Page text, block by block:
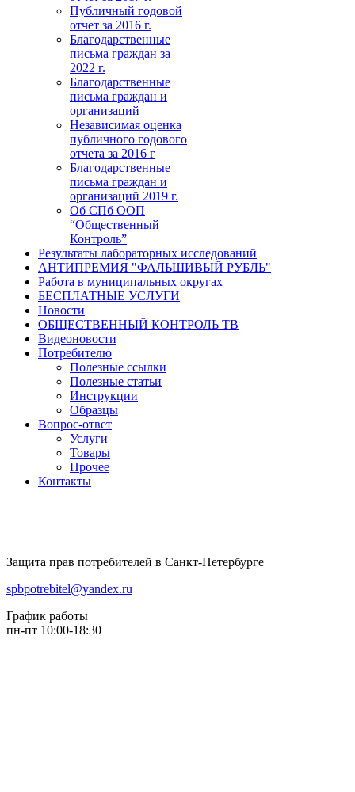
Публичный годовой
отчет за 2016 г.
Благодарственные
письма граждан за
2022 г.
Благодарственные
письма граждан и
организаций
Независимая оценка
публичного годового
отчета за 2016 г
Благодарственные
письма граждан и
организаций 2019 г.
Об СПб ООП
“Общественный
Контроль”
Результаты лабораторных исследований
АНТИПРЕМИЯ "ФАЛЬШИВЫЙ РУБЛЬ"
Работа в муниципальных округах
БЕСПЛАТНЫЕ УСЛУГИ
Новости
ОБЩЕСТВЕННЫЙ КОНТРОЛЬ ТВ
Видеоновости
Потребителю
Полезные ссылки
Полезные статьи
Инструкции
Образцы
Вопрос-ответ
Услуги
Товары
Прочее
Контакты
Защита прав потребителей в Санкт-Петербурге
spbpotrebitel@yandex.ru
График работы
пн-пт 10:00-18:30